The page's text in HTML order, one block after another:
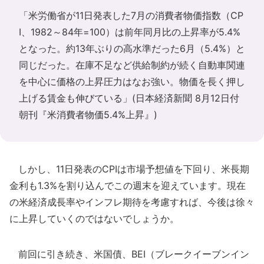
「米労働省が11日発表した7月の消費者物価指数（CP
I、1982～84年=100）は前年同月比の上昇率が5.4%
となった。約13年ぶりの高水準だった6月（5.4%）と
同じだった。在庫不足など供給制約が続く自動車関連
を中心に価格の上昇圧力はなお強い。物価を長く押し
上げる賃金も伸びている」(日本経済新聞 8月12日付
朝刊『米消費者物価5.4%上昇』)
しかし、11日発表のCPIは市場予想値を下回り、米長期
金利も1.3%を割り込んでこの週末を迎えています。現在
の米経済成長率やインフレ期待を考慮すれば、今後は徐々
に上昇していくのではないでしょうか。
前回に引き続き、米国債、BEI（ブレークイーブンイン